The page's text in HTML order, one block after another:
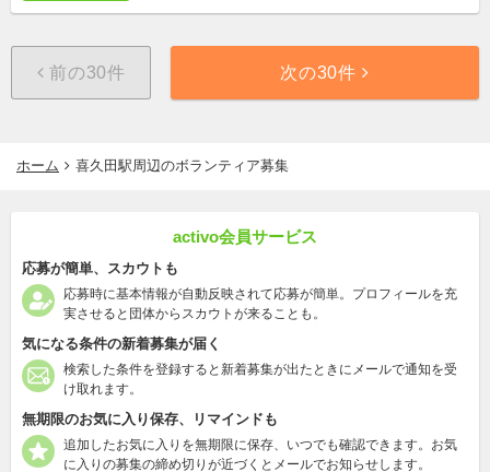
前の30件 次の30件
ホーム 喜久田駅周辺のボランティア募集
activo会員サービス
応募が簡単、スカウトも
応募時に基本情報が自動反映されて応募が簡単。プロフィールを充
実させると団体からスカウトが来ることも。
気になる条件の新着募集が届く
検索した条件を登録すると新着募集が出たときにメールで通知を受
け取れます。
無期限のお気に入り保存、リマインドも
追加したお気に入りを無期限に保存、いつでも確認できます。お気
に入りの募集の締め切りが近づくとメールでお知らせします。